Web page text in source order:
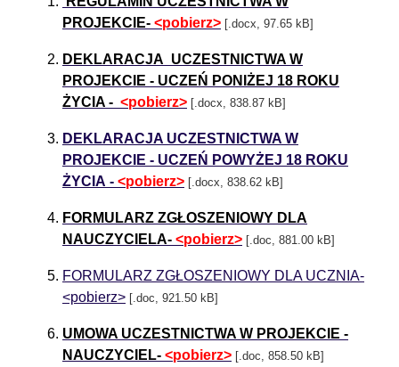
PROJEKCIE- <pobierz> [.docx, 97.65 kB]
DEKLARACJA UCZESTNICTWA W
PROJEKCIE - UCZEŃ PONIŻEJ 18 ROKU
ŻYCIA - <pobierz> [.docx, 838.87 kB]
DEKLARACJA UCZESTNICTWA W
PROJEKCIE - UCZEŃ POWYŻEJ 18 ROKU
ŻYCIA - <pobierz> [.docx, 838.62 kB]
FORMULARZ ZGŁOSZENIOWY DLA
NAUCZYCIELA- <pobierz> [.doc, 881.00 kB]
FORMULARZ ZGŁOSZENIOWY DLA UCZNIA-
<pobierz> [.doc, 921.50 kB]
UMOWA UCZESTNICTWA W PROJEKCIE -
NAUCZYCIEL- <pobierz> [.doc, 858.50 kB]